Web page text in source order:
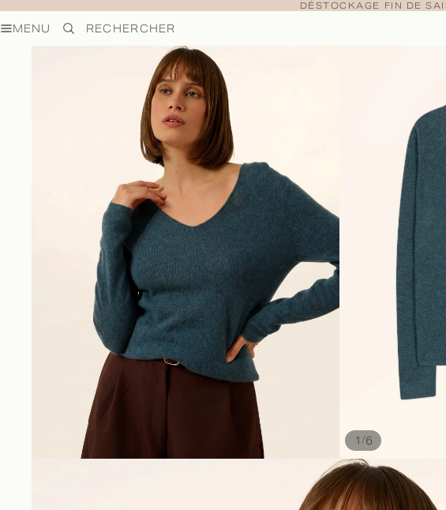
DÉSTOCKAGE FIN DE
MENU RECHERCHER
1/6